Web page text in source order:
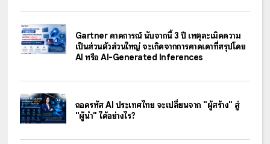
Gartner คาดการณ์ นับจากนี้ 3 ปี เหตุละเมิดความ
เป็นส่วนตัวส่วนใหญ่ จะเกิดจากการคาดเดาที่สรุปโดย
AI หรือ AI-Generated Inferences
ถอดรหัส AI ประเทศไทย จะเปลี่ยนจาก "ผู้สร้าง" สู่
"ผู้นำ" ได้อย่างไร?